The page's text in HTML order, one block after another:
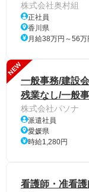
株式会社奥村組
正社員
香川県
月給38万円～56万
NEW
一般事務/建設
残業なし/一般
株式会社パソナ
派遣社員
愛媛県
時給1,280円
看護師・准看